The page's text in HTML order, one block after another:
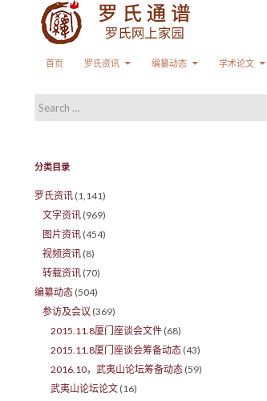
首页
罗氏资讯 编纂动态 学术论文
Search for:
分类目录
罗氏资讯 (1,141)
文字资讯 (969)
图片资讯 (454)
视频资讯 (8)
转载资讯 (70)
编纂动态 (504)
参访及会议 (369)
2015.11.8厦门座谈会文件 (68)
2015.11.8厦门座谈会筹备动态 (43)
2016.10，武夷山论坛筹备动态 (59)
武夷山论坛论文 (16)